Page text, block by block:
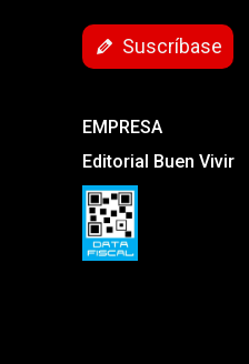
Suscríbase
EMPRESA
Editorial Buen Vivir